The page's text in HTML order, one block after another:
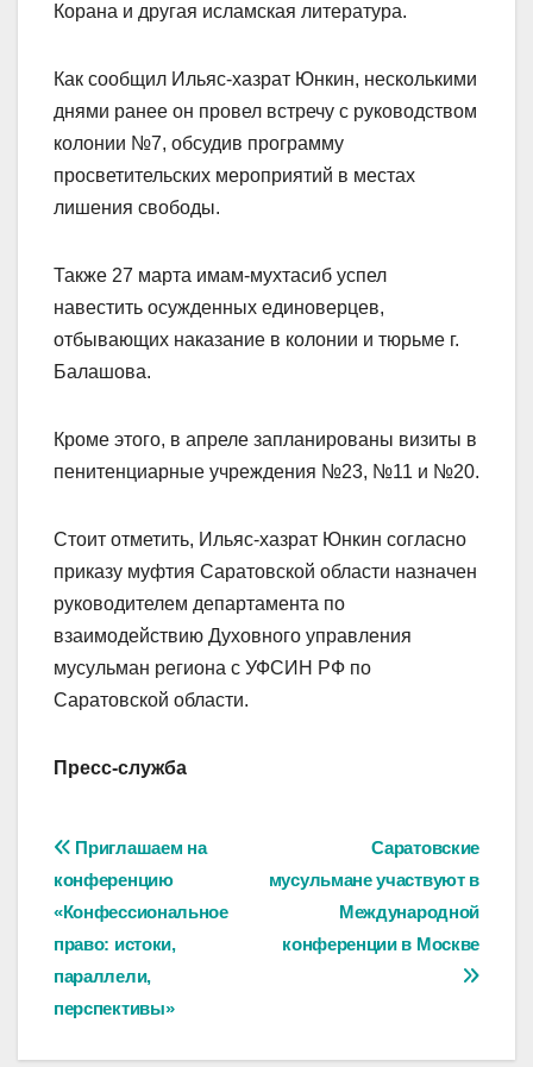
Корана и другая исламская литература.
Как сообщил Ильяс-хазрат Юнкин, несколькими
днями ранее он провел встречу с руководством
колонии №7, обсудив программу
просветительских мероприятий в местах
лишения свободы.
Также 27 марта имам-мухтасиб успел
навестить осужденных единоверцев,
отбывающих наказание в колонии и тюрьме г.
Балашова.
Кроме этого, в апреле запланированы визиты в
пенитенциарные учреждения №23, №11 и №20.
Стоит отметить, Ильяс-хазрат Юнкин согласно
приказу муфтия Саратовской области назначен
руководителем департамента по
взаимодействию Духовного управления
мусульман региона с УФСИН РФ по
Саратовской области.
Пресс-служба
Навигация
по
записям
Саратовские
мусульмане участвуют в
Международной
конференции в Москве
Приглашаем на
конференцию
«Конфессиональное
право: истоки,
параллели,
перспективы»